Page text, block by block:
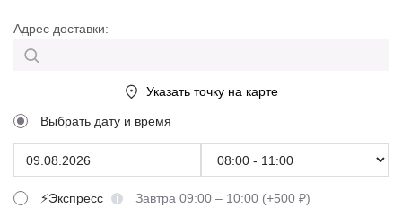
Адрес доставки:
Указать точку на карте
Выбрать дату и время
⚡Экспресс Завтра 09:00 – 10:00 (+500 ₽)